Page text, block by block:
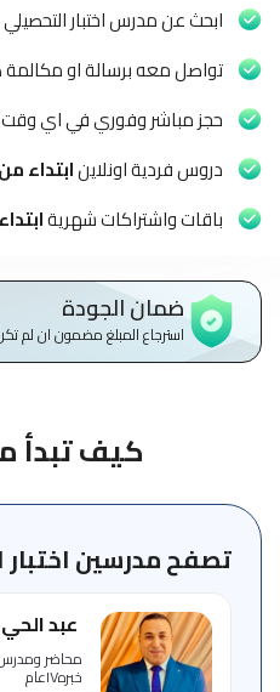
باقات
الاطفال
وطلاب
المدارس
English
من
الشروط
والأحكام
للمنصة
ابحث عن مدرس اختبار
تواصل معه برسالة او مكالمة
حجز مباشر وفوري في اي
دروس فردية اونلاينابتداء من 11 دولار أمريكي
باقات واشتراكات شهريةابتداء من
ضمان الجودة
استرجاع المبلغ مضمون ان لم
كيف تبدأ
تصفح مدرسين اختبار
عبد
محاضر ومدرس
خبره١٧عام